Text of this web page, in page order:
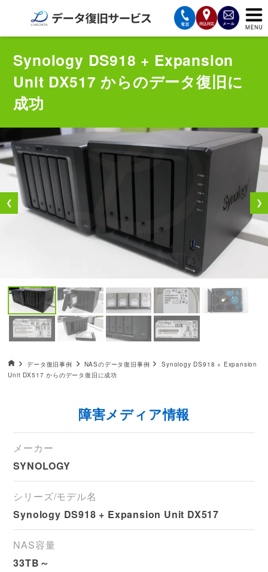
復旧費用と納期
サービスの流れ
対応メディア
データ復旧事例
お客様の声
Synology DS918 + Expansion
Unit DX517 からのデータ復旧に
成功
❮ ❯
データ復旧HOME
データ復旧事例 NASのデータ復旧事例
Synology DS918 + Expansion
Unit DX517 からのデータ復旧に成功
障害メディア情報
メーカー
SYNOLOGY
シリーズ/モデル名
Synology DS918 + Expansion Unit DX517
NAS容量
33TB～